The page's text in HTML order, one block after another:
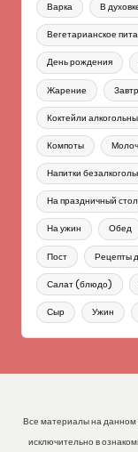
Варка В
Вегетарианское
День рождения
Жарение
Коктейли
Компоты
Напитки
На праздничный стол
На ужин Обед
Пост Рецепты
Салат (блюдо)
Сыр Ужин
Все материалы на данном
исключительно в